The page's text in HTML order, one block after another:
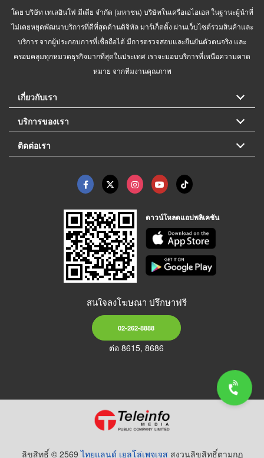
โดย บริษัท เทเลอินโฟ มีเดีย จำกัด (มหาชน) บริษัทในเครือเอไอเอส ในฐานะผู้นำที่
ไม่เคยหยุดพัฒนาบริการที่ดีที่สุดด้านดิจิทัล มาร์เก็ตติ้ง ผ่านเว็บไซต์รวมสินค้าและ
บริการ จากผู้ประกอบการที่เชื่อถือได้ มีการตรวจสอบและยืนยันตัวตนจริง และ
ครอบคลุมทุกหมวดธุรกิจมากที่สุดในประเทศ เราจะมอบบริการที่เหนือความคาด
หมาย จากทีมงานคุณภาพ
เกี่ยวกับเรา
บริการของเรา
ติดต่อเรา
ดาวน์โหลดแอปพลิเคชัน
สนใจลงโฆษณา ปรึกษาฟรี
02-262-8888
ต่อ 8615, 8686
ลิขสิทธิ์ © 2569ไทยแลนด์ เยลโล่เพจเจส สงวนลิขสิทธิ์ตามกฏ